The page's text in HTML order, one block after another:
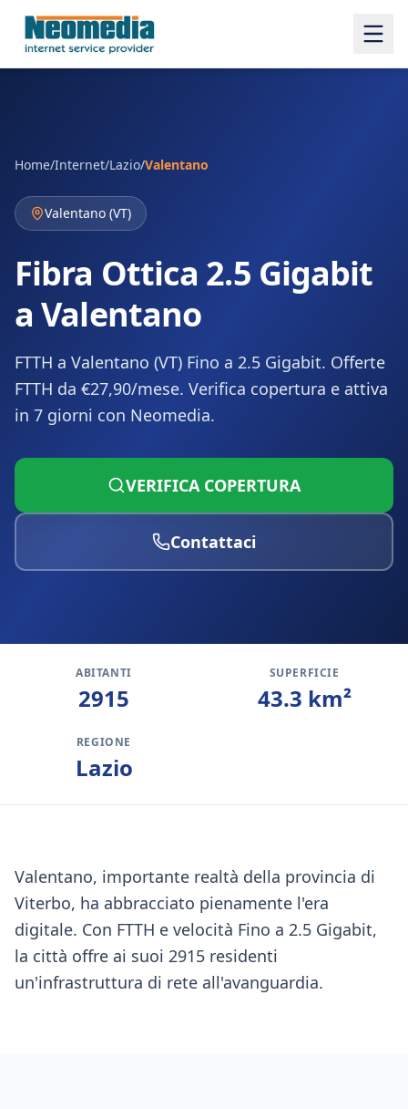
Home/Internet/Lazio/Valentano
Valentano (VT)
Fibra Ottica 2.5 Gigabit
a Valentano
FTTH a Valentano (VT) Fino a 2.5 Gigabit. Offerte
FTTH da €27,90/mese. Verifica copertura e attiva
in 7 giorni con Neomedia.
VERIFICA COPERTURA
Contattaci
ABITANTI
2915
SUPERFICIE
43.3 km²
REGIONE
Lazio
Valentano, importante realtà della provincia di
Viterbo, ha abbracciato pienamente l'era
digitale. Con FTTH e velocità Fino a 2.5 Gigabit,
la città offre ai suoi 2915 residenti
un'infrastruttura di rete all'avanguardia.